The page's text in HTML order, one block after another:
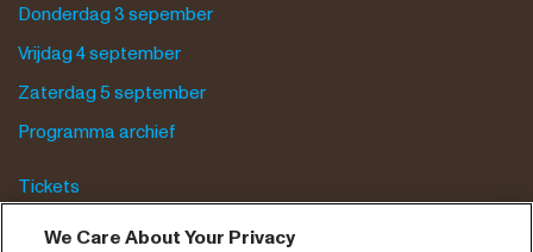
Donderdag 3 sepember
Vrijdag 4 september
Zaterdag 5 september
Programma archief
Tickets
Nieuws
We Care About Your Privacy